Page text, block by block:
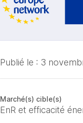
Publié le : 3
Marché(s) cible(s)
EnR et efficacité